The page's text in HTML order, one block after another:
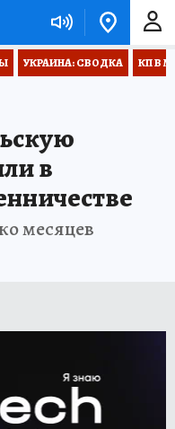
УКРАИНА: СВОДКА КП В
в
месяцев